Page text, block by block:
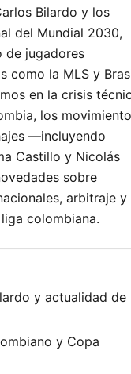
Bilardo y los
del Mundial 2030,
de jugadores
como la MLS y
en la crisis
los
—incluyendo
Castillo y Nicolás
sobre
arbitraje y
colombiana.
y actualidad de
y Copa